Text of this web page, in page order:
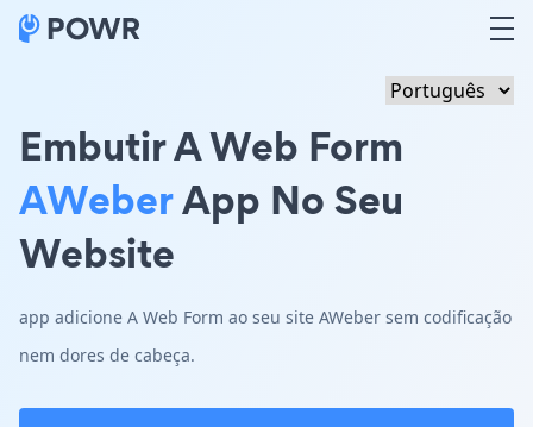
Embutir A Web Form
AWeberApp No Seu
Website
app adicione A Web Form ao seu site AWeber sem codificação
nem dores de cabeça.